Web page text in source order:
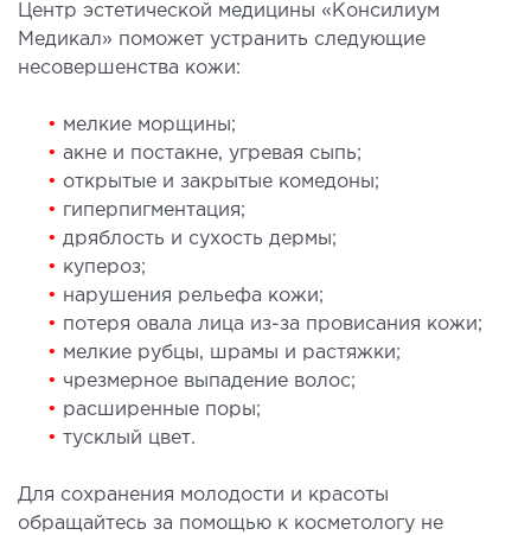
лечение заболеваний и
гортани и глотки
хирургия лица
хирургия тела
урология
И ДЕРМАТОЛОГИЯ
косметология
косметология
косметология
косметология
Центр эстетической медицины «Консилиум
Медикал» поможет устранить следующие
несовершенства кожи:
• мелкие морщины;
• акне и постакне, угревая сыпь;
• открытые и закрытые комедоны;
• гиперпигментация;
• дряблость и сухость дермы;
• купероз;
• нарушения рельефа кожи;
• потеря овала лица из-за провисания кожи;
• мелкие рубцы, шрамы и растяжки;
• чрезмерное выпадение волос;
• расширенные поры;
• тусклый цвет.
Для сохранения молодости и красоты
обращайтесь за помощью к косметологу не